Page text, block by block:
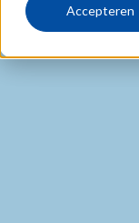
Accepteren